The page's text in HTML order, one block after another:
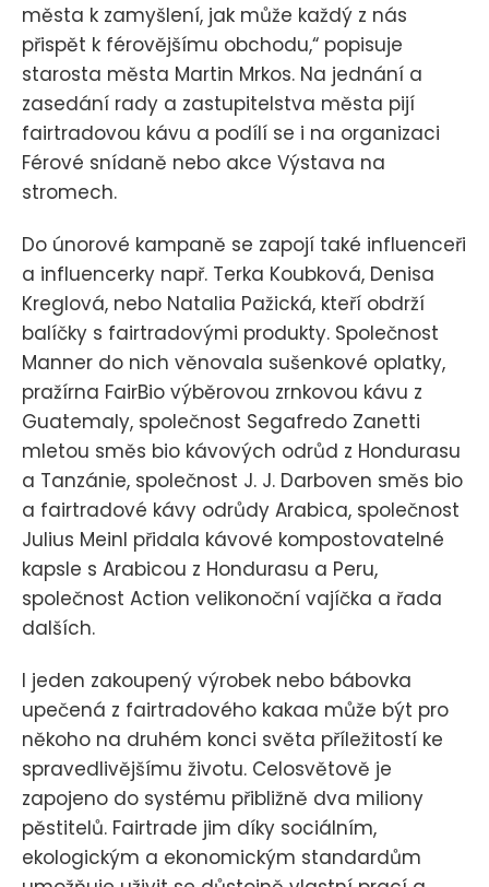
města k zamyšlení, jak může každý z nás
přispět k férovějšímu obchodu,“ popisuje
starosta města Martin Mrkos. Na jednání a
zasedání rady a zastupitelstva města pijí
fairtradovou kávu a podílí se i na organizaci
Férové snídaně nebo akce Výstava na
stromech.
Do únorové kampaně se zapojí také influenceři
a influencerky např. Terka Koubková, Denisa
Kreglová, nebo Natalia Pažická, kteří obdrží
balíčky s fairtradovými produkty. Společnost
Manner do nich věnovala sušenkové oplatky,
pražírna FairBio výběrovou zrnkovou kávu z
Guatemaly, společnost Segafredo Zanetti
mletou směs bio kávových odrůd z Hondurasu
a Tanzánie, společnost J. J. Darboven směs bio
a fairtradové kávy odrůdy Arabica, společnost
Julius Meinl přidala kávové kompostovatelné
kapsle s Arabicou z Hondurasu a Peru,
společnost Action velikonoční vajíčka a řada
dalších.
I jeden zakoupený výrobek nebo bábovka
upečená z fairtradového kakaa může být pro
někoho na druhém konci světa příležitostí ke
spravedlivějšímu životu. Celosvětově je
zapojeno do systému přibližně dva miliony
pěstitelů. Fairtrade jim díky sociálním,
ekologickým a ekonomickým standardům